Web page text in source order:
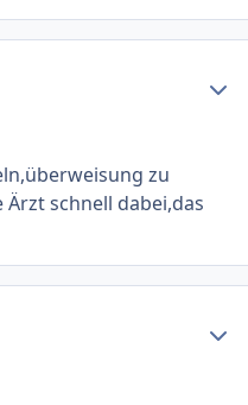
zu
schnell dabei,das